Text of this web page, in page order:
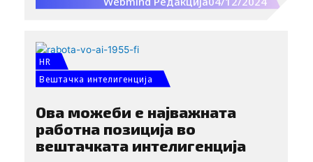
работа.
HR
Вештачка интелигенција
Ова можеби е најважната
работна позиција во
вештачката интелигенција